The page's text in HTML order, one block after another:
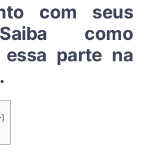
com seus
como
essa parte na
]